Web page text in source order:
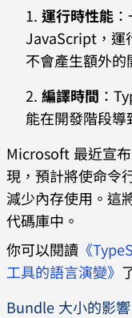
運行時性能
JavaScript，運
不會產生額外的
編譯時間 ：
能在開發階段導
Microsoft 最近宣
現，預計將使命令
減少內存使用。這
代碼庫中。
你可以閱讀 《
工具的語言演變》
Bundle 大小的影響